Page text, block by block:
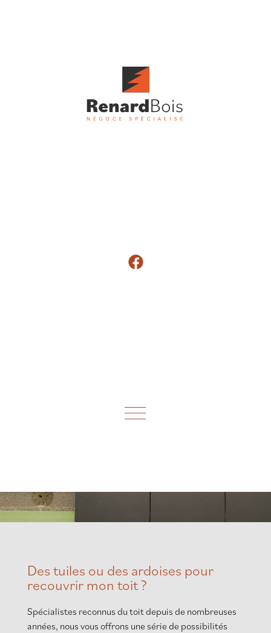
Des tuiles ou des ardoises pour
recouvrir mon toit ?
Spécialistes reconnus du toit depuis de nombreuses
années, nous vous offrons une série de possibilités